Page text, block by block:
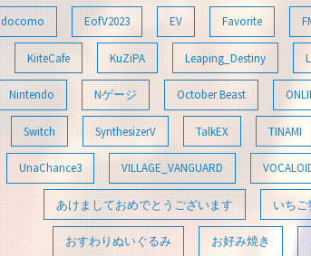
docomo EofV2023 EV Favorite
KiiteCafe KuZiPA Leaping_Destiny
Nintendo Nゲージ October Beast
Switch SynthesizerV TalkEX TINAMI
UnaChance3 VILLAGE_VANGUARD
あけましておめでとうございます いちご
おすわりぬいぐるみ お好み焼き